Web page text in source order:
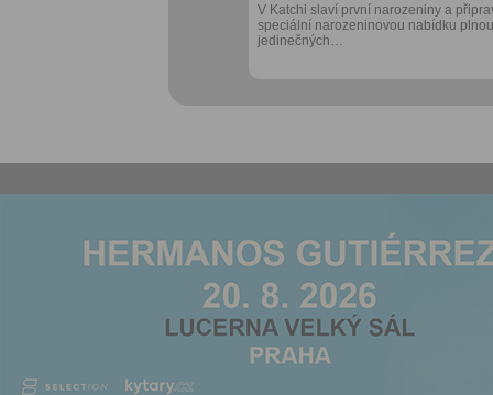
V Katchi slaví první narozeniny a
speciální narozeninovou nabídku plnou
jedinečných…